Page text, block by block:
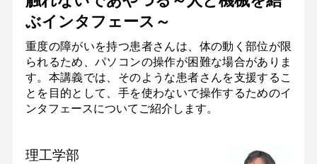
ぶインタフェース～
重度の障がいを持つ患者さんは、体の動く部位が限
られるため、パソコンの操作が困難な場合がありま
す。本講義では、そのような患者さんを支援するこ
とを目的として、手を使わないで操作するためのイ
ンタフェースについてご紹介します。
理工学部